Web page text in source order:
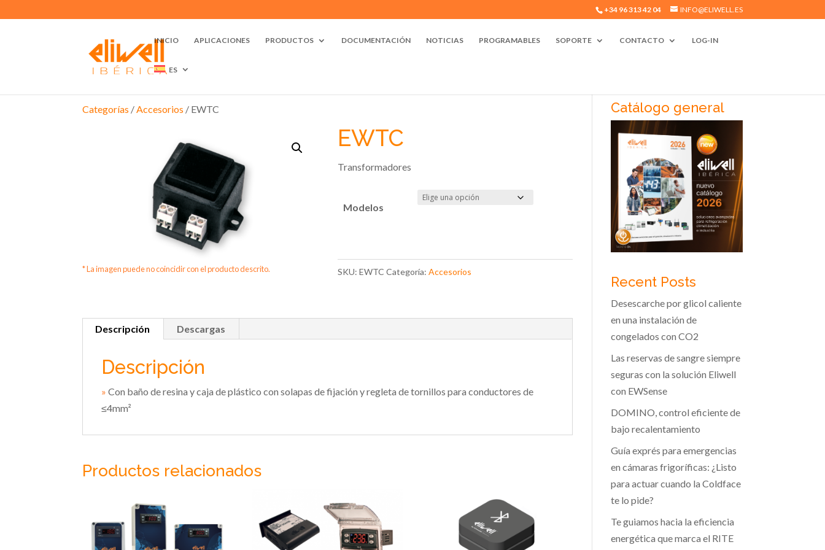
+34 96 313 42 04 INFO@ELIWELL.ES
INICIO APLICACIONES PRODUCTOS DOCUMENTACIÓN NOTICIAS PROGRAMABLES SOPORTE CONTACTO LOG-IN
ES
Categorías /Accesorios / EWTC
* La imagen puede no coincidir con el producto descrito.
EWTC
Transformadores
Modelos
SKU: EWTC Categoría: Accesorios
Descripción Descargas
Descripción
» Con baño de resina y caja de plástico con solapas de fijación y regleta de tornillos para conductores de
≤4mm²
Productos relacionados
Catálogo general
Recent Posts
Desescarche por glicol caliente
en una instalación de
congelados con CO2
Las reservas de sangre siempre
seguras con la solución Eliwell
con EWSense
DOMINO, control eficiente de
bajo recalentamiento
Guía exprés para emergencias
en cámaras frigoríficas: ¿Listo
para actuar cuando la Coldface
te lo pide?
Te guiamos hacia la eficiencia
energética que marca el RITE